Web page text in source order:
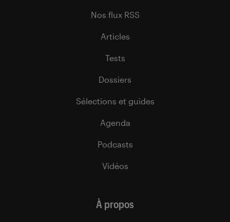
Nos flux RSS
Articles
Tests
Dossiers
Sélections et guides
Agenda
Podcasts
Vidéos
À propos